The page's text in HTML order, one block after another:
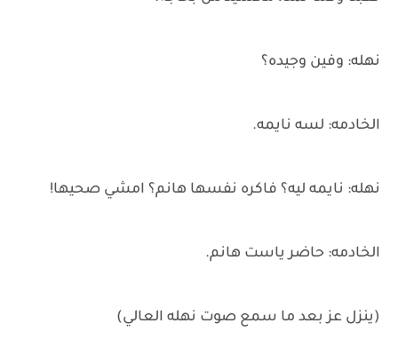
نهله: وفين وجيده؟
الخادمه: لسه نايمه.
نهله: نايمه ليه؟ فاكره نفسها هانم؟ امشي صحيها!
الخادمه: حاضر ياست هانم.
(ينزل عز بعد ما سمع صوت نهله العالي)